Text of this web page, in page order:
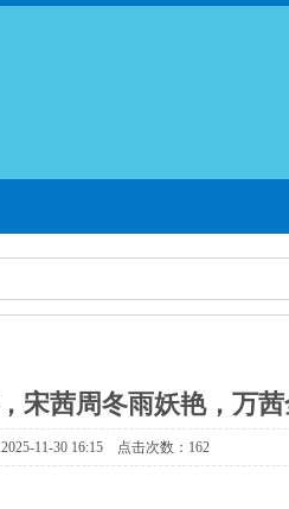
宋茜周冬雨妖艳，万
11-30 16:15 点击次数：162